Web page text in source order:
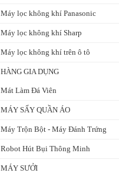
Máy lọc không khí Panasonic
Máy lọc không khí Sharp
Máy lọc không khí trên ô tô
HÀNG GIA DỤNG
Mát Làm Đá Viên
MÁY SẤY QUẦN ÁO
Máy Trộn Bột - Máy Đánh Trứng
Robot Hút Bụi Thông Minh
MÁY SƯỞI